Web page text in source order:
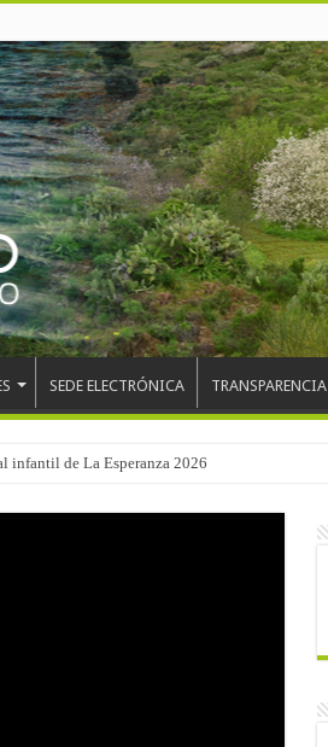
SEDE ELECTRÓNICA TRANSPARENCIA
infantil de La Esperanza 2026